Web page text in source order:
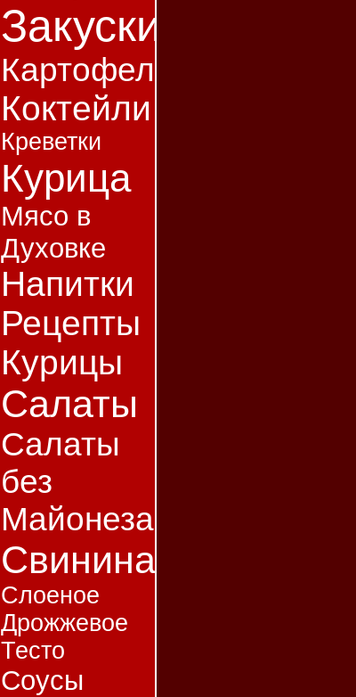
Закуски
Картофель
Коктейли
Креветки
Курица
Мясо в
Духовке
Напитки
Рецепты
Курицы
Салаты
Салаты
без
Майонеза
Свинина
Слоеное
Дрожжевое
Тесто
Соусы